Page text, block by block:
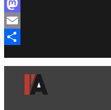
Facebook
Mastodon
Email